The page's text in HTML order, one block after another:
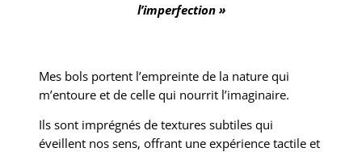
l’imperfection »
Mes bols portent l’empreinte de la nature qui
m’entoure et de celle qui nourrit l’imaginaire.
Ils sont imprégnés de textures subtiles qui
éveillent nos sens, offrant une expérience tactile et